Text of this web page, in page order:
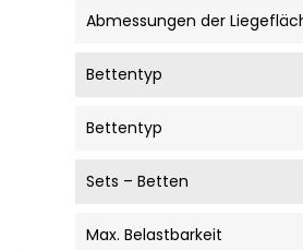
Abmessungen der
Bettentyp
Bettentyp
Sets – Betten
Max. Belastbarkeit